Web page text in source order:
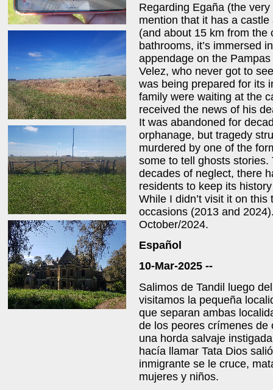
Regarding Egaña (the
mention that it has a
(and about 15 km from the
bathrooms, it’s immersed
appendage on the
Velez, who never got to
was being prepared for its
family were waiting at the
received the news of his
It was abandoned for
orphanage, but tragedy
murdered by one of the
some to tell ghosts
decades of neglect, there
residents to keep its
While I didn’t visit it on
occasions (2013 and
October/2024.
Español
10-Mar-2025 --
Salimos de Tandil luego
visitamos la pequeña
que separan ambas
de los peores crímenes de
una horda salvaje
hacía llamar Tata Dios
inmigrante se le cruce,
mujeres y niños.